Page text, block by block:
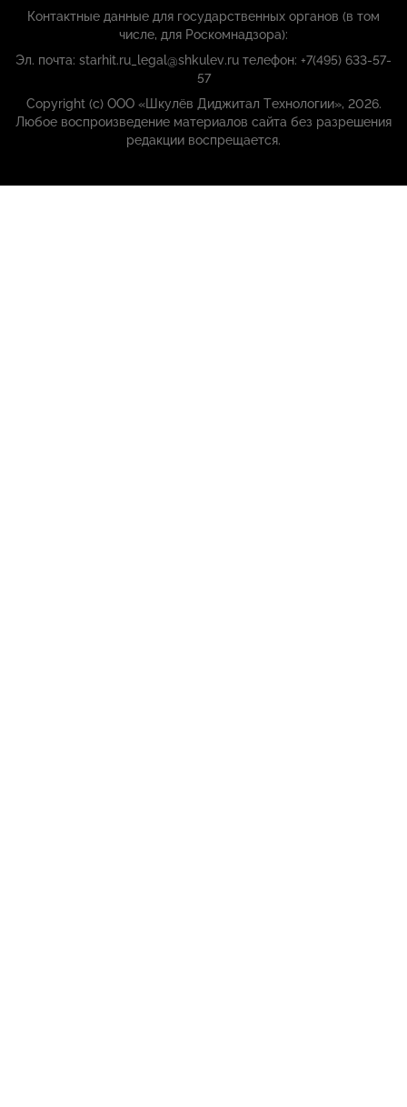
Контактные данные для государственных органов (в том
числе, для Роскомнадзора):
Эл. почта: starhit.ru_legal@shkulev.ru телефон: +7(495) 633-57-
57
Copyright (с) ООО «Шкулёв Диджитал Технологии», 2026.
Любое воспроизведение материалов сайта без разрешения
редакции воспрещается.